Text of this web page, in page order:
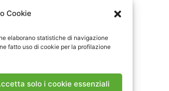
Cookie
elaborano statistiche di navigazione
fatto uso di cookie per la profilazione
solo i cookie essenziali